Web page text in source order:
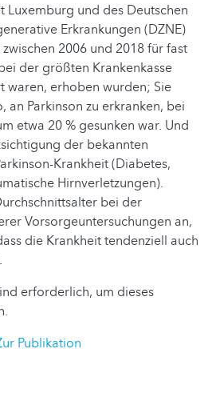
Luxemburg und des Deutschen
Erkrankungen (DZNE)
2006 und 2018 für fast
der größten Krankenkasse
waren, erhoben wurden; Sie
an Parkinson zu erkranken, bei
etwa 20 % gesunken war. Und
der bekannten
Krankheit (Diabetes,
Hirnverletzungen).
bei der
Vorsorgeuntersuchungen an,
die Krankheit tendenziell auch
erforderlich, um dieses
Publikation